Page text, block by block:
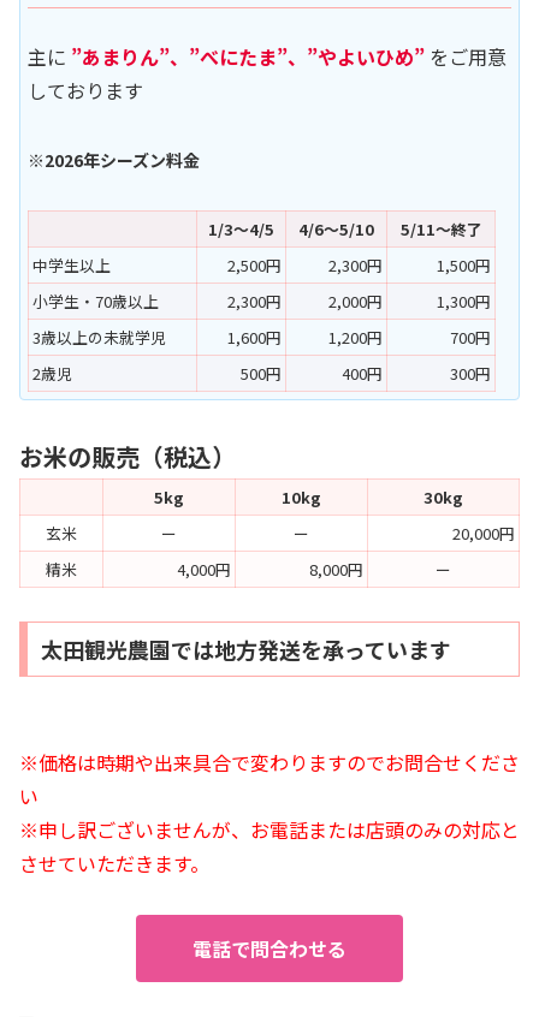
主に ”あまりん”、”べにたま”、”やよいひめ” をご用意
しております
※2026年シーズン料金
1/3～4/5 4/6～5/10
5/11～終了
中学生以上
2,500円 2,300円
1,500円
小学生・70歳以上
2,300円 2,000円
1,300円
3歳以上の未就学児
1,600円 1,200円
700円
2歳児
500円 400円 300円
お米の販売（税込）
5kg 10kg
30kg
玄米
ー ー
20,000円
精米
4,000円 8,000円 ー
太田観光農園では地方発送を承っています
※価格は時期や出来具合で変わりますのでお問合せくださ
い
※申し訳ございませんが、お電話または店頭のみの対応と
させていただきます。
電話で問合わせる